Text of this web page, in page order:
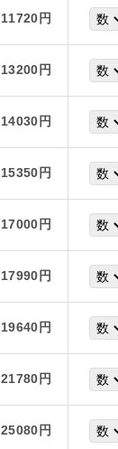
11720円
13200円
14030円
15350円
17000円
17990円
19640円
21780円
25080円